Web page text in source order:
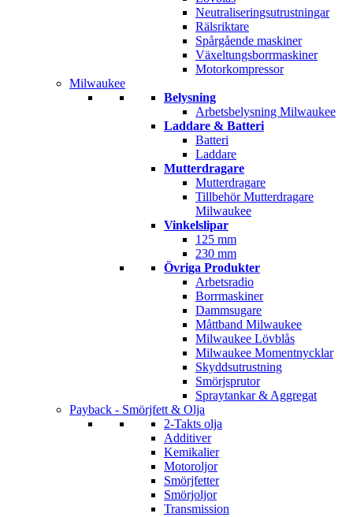
Neutraliseringsutrustningar
Rälsriktare
Spårgående maskiner
Växeltungsborrmaskiner
Motorkompressor
Milwaukee
Belysning
Arbetsbelysning Milwaukee
Laddare & Batteri
Batteri
Laddare
Mutterdragare
Mutterdragare
Tillbehör Mutterdragare
Milwaukee
Vinkelslipar
125 mm
230 mm
Övriga Produkter
Arbetsradio
Borrmaskiner
Dammsugare
Måttband Milwaukee
Milwaukee Lövblås
Milwaukee Momentnycklar
Skyddsutrustning
Smörjsprutor
Spraytankar & Aggregat
Payback - Smörjfett & Olja
2-Takts olja
Additiver
Kemikalier
Motoroljor
Smörjfetter
Smörjoljor
Transmission